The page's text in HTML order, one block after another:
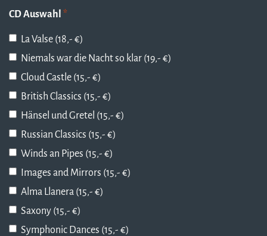
CD Auswahl *
La Valse (18,- €)
Niemals war die Nacht so klar (19,- €)
Cloud Castle (15,- €)
British Classics (15,- €)
Hänsel und Gretel (15,- €)
Russian Classics (15,- €)
Winds an Pipes (15,- €)
Images and Mirrors (15,- €)
Alma Llanera (15,- €)
Saxony (15,- €)
Symphonic Dances (15,- €)